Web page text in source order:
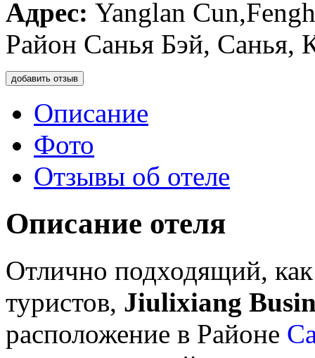
Адрес: Yanglan
Район Санья Бэй, Санья,
добавить отзыв
Описание
Фото
Отзывы об отеле
Описание отеля
Отлично подходящий,
туристов, Jiulixiang
расположение в Районе